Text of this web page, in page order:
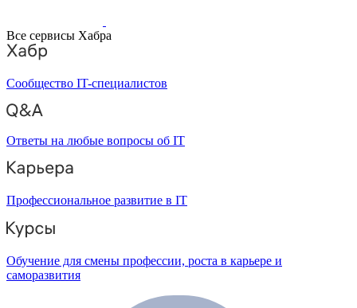
Все сервисы Хабра
Сообщество IT-специалистов
Ответы на любые вопросы об IT
Профессиональное развитие в IT
Обучение для смены профессии, роста в карьере и
саморазвития